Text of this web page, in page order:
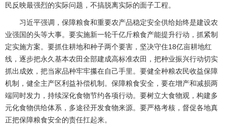
民反映最强烈的实际问题，不搞脱离实际的面子工程。
习近平强调，保障粮食和重要农产品稳定安全供给始终是建设农
业强国的头等大事。要实施新一轮千亿斤粮食产能提升行动，抓紧制
定实施方案。要抓住耕地和种子两个要害，坚决守住18亿亩耕地红
线，逐步把永久基本农田全部建成高标准农田，把种业振兴行动切实
抓出成效，把当家品种牢牢攥在自己手里。要健全种粮农民收益保障
机制，健全主产区利益补偿机制。保障粮食安全，要在增产和减损两
端同时发力，持续深化食物节约各项行动。要树立大食物观，构建多
元化食物供给体系，多途径开发食物来源。要严格考核，督促各地真
正把保障粮食安全的责任扛起来。